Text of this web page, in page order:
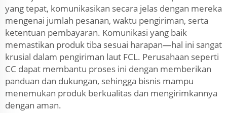
yang tepat, komunikasikan secara jelas dengan mereka
mengenai jumlah pesanan, waktu pengiriman, serta
ketentuan pembayaran. Komunikasi yang baik
memastikan produk tiba sesuai harapan—hal ini sangat
krusial dalam pengiriman laut FCL. Perusahaan seperti
CC dapat membantu proses ini dengan memberikan
panduan dan dukungan, sehingga bisnis mampu
menemukan produk berkualitas dan mengirimkannya
dengan aman.